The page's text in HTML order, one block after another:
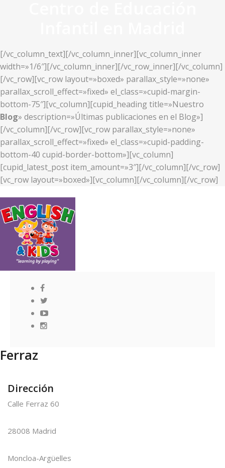
[/vc_column_text][/vc_column_inner][vc_column_inner
width=»1/6″][/vc_column_inner][/vc_row_inner][/vc_column]
[/vc_row][vc_row layout=»boxed» parallax_style=»none»
parallax_scroll_effect=»fixed» el_class=»cupid-margin-
bottom-75″][vc_column][cupid_heading title=»Nuestro
Blog» description=»Últimas publicaciones en el Blog»]
[/vc_column][/vc_row][vc_row parallax_style=»none»
parallax_scroll_effect=»fixed» el_class=»cupid-padding-
bottom-40 cupid-border-bottom»][vc_column]
[cupid_latest_post item_amount=»3″][/vc_column][/vc_row]
[vc_row layout=»boxed»][vc_column][/vc_column][/vc_row]
Ferraz
Dirección
Calle Ferraz 60
28008 Madrid
Moncloa-Argüelles